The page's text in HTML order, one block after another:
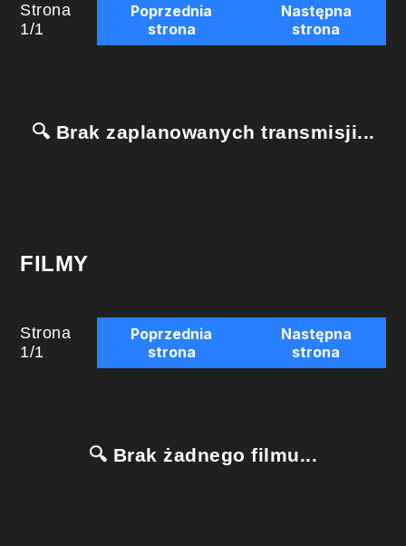
Strona
1/1
Poprzednia
strona
Następna
strona
🔍 Brak zaplanowanych transmisji...
FILMY
Strona
1/1
Poprzednia
strona
Następna
strona
🔍 Brak żadnego filmu...